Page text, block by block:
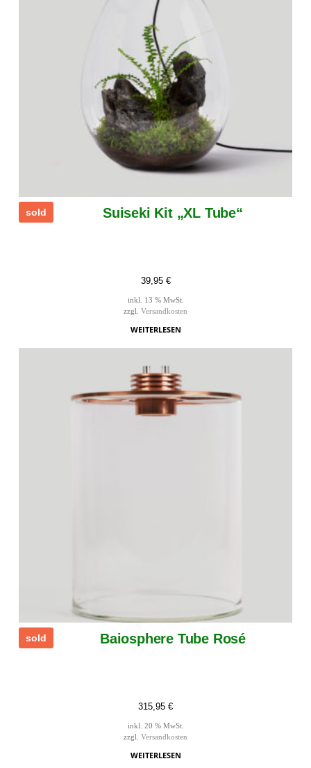
sold Suiseki Kit „XL Tube“
39,95 €
inkl. 13 % MwSt.
zzgl. Versandkosten
WEITERLESEN
sold Baiosphere Tube Rosé
315,95 €
inkl. 20 % MwSt.
zzgl. Versandkosten
WEITERLESEN